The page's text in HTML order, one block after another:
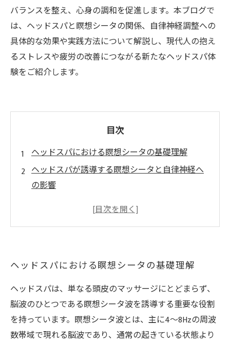
バランスを整え、心身の調和を促進します。本ブログで
は、ヘッドスパと瞑想シータの関係、自律神経調整への
具体的な効果や実践方法について解説し、現代人の抱え
るストレスや疲労の改善につながる新たなヘッドスパ体
験をご紹介します。
目次
ヘッドスパにおける瞑想シータの基礎理解
ヘッドスパが誘導する瞑想シータと自律神経へ
の影響
実践！ヘッドスパで瞑想シータを体験する方法
ヘッドスパにおける瞑想シータの基礎理解
ヘッドスパは、単なる頭皮のマッサージにとどまらず、
脳波のひとつである瞑想シータ波を誘導する重要な役割
を持っています。瞑想シータ波とは、主に4～8Hzの周波
数帯域で現れる脳波であり、通常の起きている状態より